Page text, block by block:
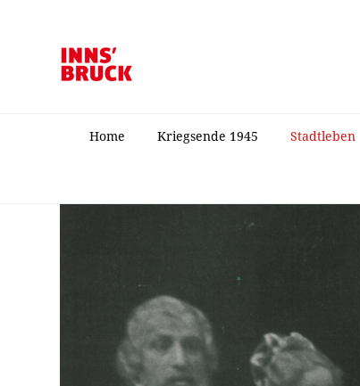
Home Kriegsende 1945 Stadtleben